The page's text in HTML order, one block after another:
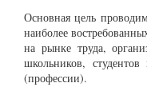
Основная цель
наиболее
на рынке труда,
школьников,
(профессии).